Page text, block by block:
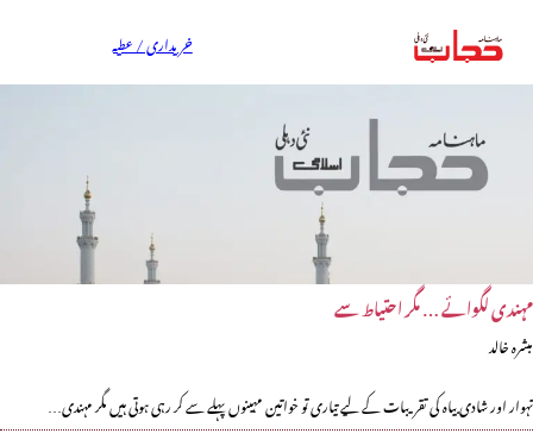
خریداری / عطیہ
مہندی لگوائے … مگر احتیاط سے
مبشرہ خالد
تہوار اور شادی بیاہ کی تقریبات کے لیے تیاری تو خواتین مہینوں پہلے سے کر رہی ہوتی ہیں مگر مہندی…